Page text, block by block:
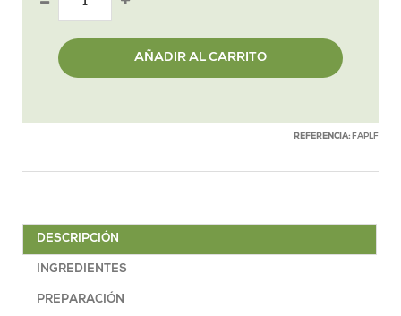
AÑADIR AL CARRITO
REFERENCIA: FAPLF
DESCRIPCIÓN
INGREDIENTES
PREPARACIÓN